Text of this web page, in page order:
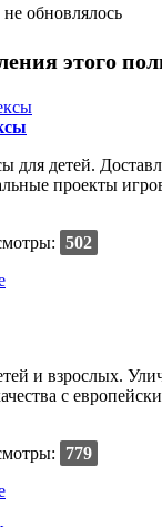
обновлялось
этого
для детей.
проекты
502
и взрослых.
с
779